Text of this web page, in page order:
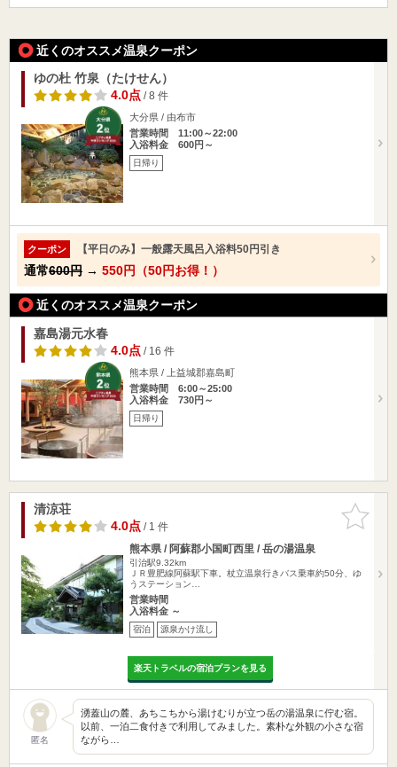
近くのオススメ温泉クーポン
ゆの杜 竹泉（たけせん）
4.0点/ 8 件
大分県 / 由布市
営業時間 11:00～22:00
入浴料金 600円～
日帰り
クーポン 【平日のみ】一般露天風呂入浴料50円引き
通常600円 → 550円（50円お得！）
近くのオススメ温泉クーポン
嘉島湯元水春
4.0点/ 16 件
熊本県 / 上益城郡嘉島町
営業時間 6:00～25:00
入浴料金 730円～
日帰り
お気に入
りに追加
清涼荘
4.0点/ 1 件
熊本県 / 阿蘇郡小国町西里 / 岳の湯温泉
引治駅9.32km
ＪＲ豊肥線阿蘇駅下車。杖立温泉行きバス乗車約50分、ゆ
うステーション…
営業時間
入浴料金 ～
宿泊 源泉かけ流し
楽天トラベルの宿泊プランを見る
匿名
湧蓋山の麓、あちこちから湯けむりが立つ岳の湯温泉に佇む宿。
以前、一泊二食付きで利用してみました。素朴な外観の小さな宿
ながら…